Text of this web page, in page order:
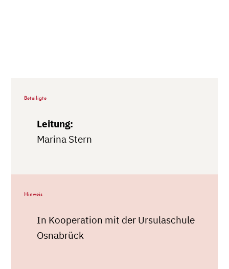
Beteiligte
Leitung:
Marina Stern
Hinweis
In Kooperation mit der Ursulaschule
Osnabrück